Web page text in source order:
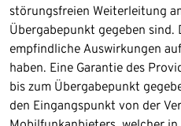
störungsfreien Weiterleitung
Übergabepunkt gegeben sind.
empfindliche Auswirkungen
haben. Eine Garantie des
bis zum Übergabepunkt
den Eingangspunkt von der